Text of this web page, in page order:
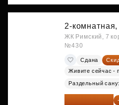
2-комнатная,
ЖК Римский, 7
№430
Сдана
Живите сейчас -
Раздельный
14 258 726 ₽